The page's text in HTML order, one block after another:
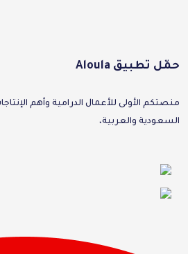
حمّل تطبيق Aloula
منصتكم الأولى للأعمال الدرامية وأهم
السعودية والعربية،